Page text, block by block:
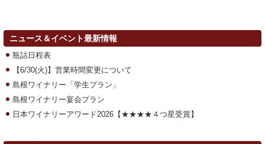
ニュース＆イベント最新情報
瓶詰日程表
【6/30(火)】営業時間変更について
島根ワイナリー「学生プラン」
島根ワイナリー宴会プラン
日本ワイナリーアワード2026【★★★★４つ星受賞】